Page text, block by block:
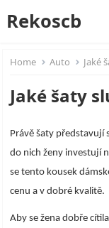
Rekoscb
Home Auto Jaké
Jaké šaty
Právě šaty představují
do nich ženy investují
se tento kousek
cenu a v dobré kvalitě.
Aby se žena dobře